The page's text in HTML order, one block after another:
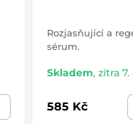
Rozjasňující a
sérum.
Skladem, zítra 7.
585 Kč